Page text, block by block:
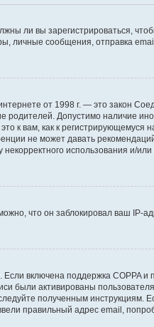
ли вы зарегистрироваться,
сообщения, отправка
от 1998 г. — это закон
Допустимо наличие
вам, как к регистрирующемуся
не может давать
использования и/
что он заблокировал ваш IP-
включена поддержка COPPA и
были активированы
полученным инструкциям.
правильный адрес email,